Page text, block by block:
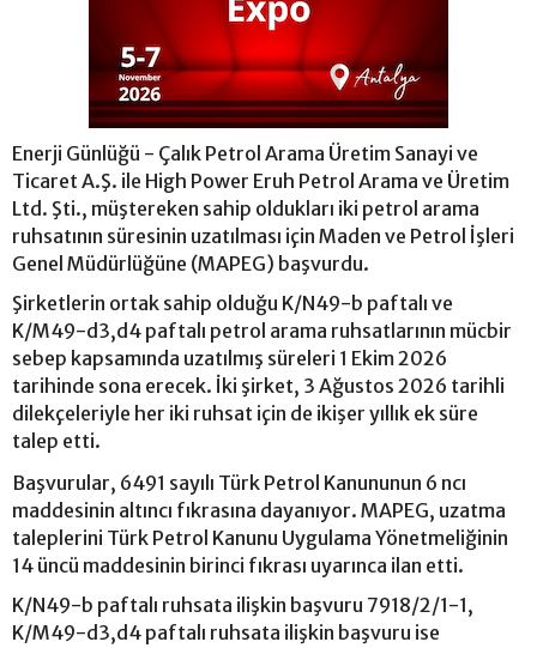
Enerji Günlüğü - Çalık Petrol Arama Üretim Sanayi ve
Ticaret A.Ş. ile High Power Eruh Petrol Arama ve Üretim
Ltd. Şti., müştereken sahip oldukları iki petrol arama
ruhsatının süresinin uzatılması için Maden ve Petrol İşleri
Genel Müdürlüğüne (MAPEG) başvurdu.
Şirketlerin ortak sahip olduğu K/N49-b paftalı ve
K/M49-d3,d4 paftalı petrol arama ruhsatlarının mücbir
sebep kapsamında uzatılmış süreleri 1 Ekim 2026
tarihinde sona erecek. İki şirket, 3 Ağustos 2026 tarihli
dilekçeleriyle her iki ruhsat için de ikişer yıllık ek süre
talep etti.
Başvurular, 6491 sayılı Türk Petrol Kanununun 6 ncı
maddesinin altıncı fıkrasına dayanıyor. MAPEG, uzatma
taleplerini Türk Petrol Kanunu Uygulama Yönetmeliğinin
14 üncü maddesinin birinci fıkrası uyarınca ilan etti.
K/N49-b paftalı ruhsata ilişkin başvuru 7918/2/1-1,
K/M49-d3,d4 paftalı ruhsata ilişkin başvuru ise